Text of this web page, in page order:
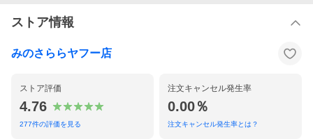
ストア情報
みのさららヤフー店
ストア評価
4.76
277件の評価を見る
注文キャンセル発生率
0.00％
注文キャンセル発生率とは？